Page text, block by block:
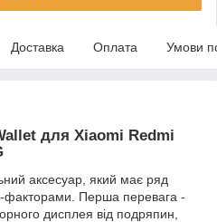
Доставка Оплата Умови
для Xiaomi Redmi
аксесуар, який має ряд
Перша перевага -
дисплея від подряпин,